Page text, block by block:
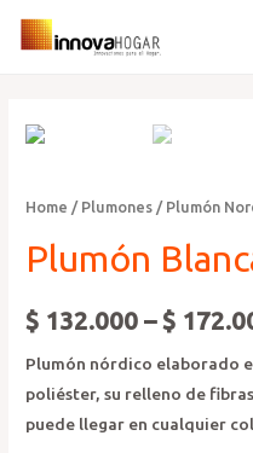
Home / Plumones / Plumón
Plumón
$ 132.000 –$
Plumón nórdico elaborado
poliéster, su relleno de
puede llegar en cualquier